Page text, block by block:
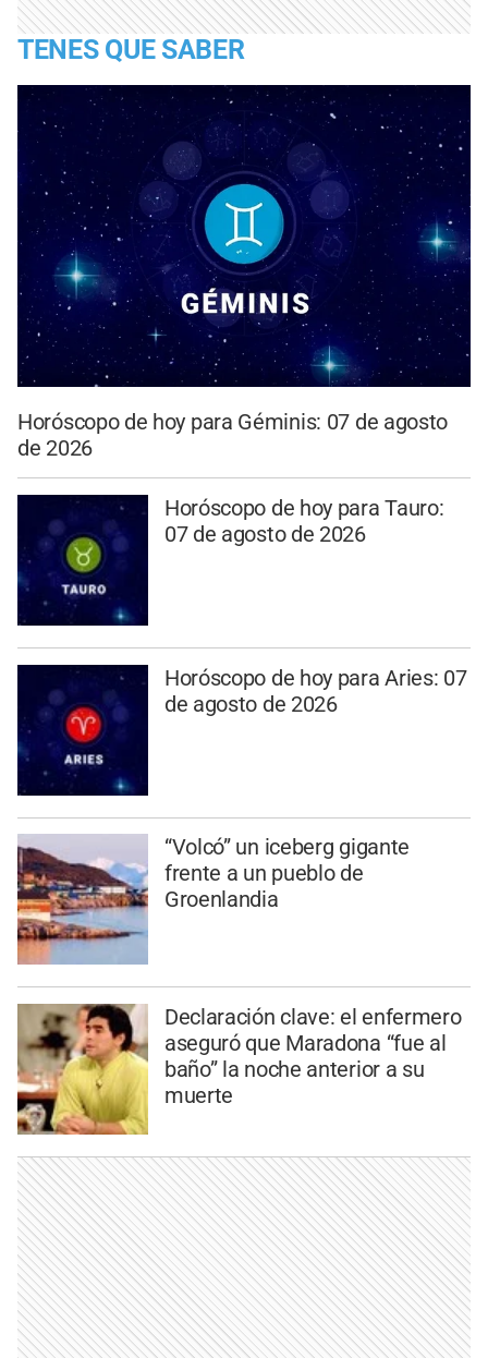
TENES QUE SABER
Horóscopo de hoy para Géminis: 07 de agosto
de 2026
Horóscopo de hoy para Tauro:
07 de agosto de 2026
Horóscopo de hoy para Aries: 07
de agosto de 2026
“Volcó” un iceberg gigante
frente a un pueblo de
Groenlandia
Declaración clave: el enfermero
aseguró que Maradona “fue al
baño” la noche anterior a su
muerte